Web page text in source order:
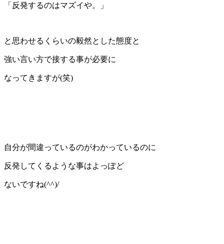
「反発するのはマズイや。」
と思わせるくらいの毅然とした態度と
強い言い方で接する事が必要に
なってきますが(笑)
自分が間違っているのがわかっているのに
反発してくるような事はよっぽど
ないですね(^^)/